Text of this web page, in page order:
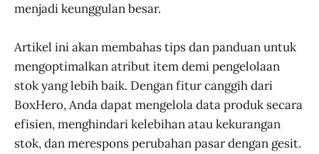
menjadi keunggulan besar.
Artikel ini akan membahas tips dan panduan untuk
mengoptimalkan atribut item demi pengelolaan
stok yang lebih baik. Dengan fitur canggih dari
BoxHero, Anda dapat mengelola data produk secara
efisien, menghindari kelebihan atau kekurangan
stok, dan merespons perubahan pasar dengan gesit.